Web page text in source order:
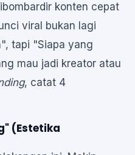
konten cepat
viral bukan lagi
tapi "Siapa yang
mau jadi kreator atau
, catat 4
(Estetika